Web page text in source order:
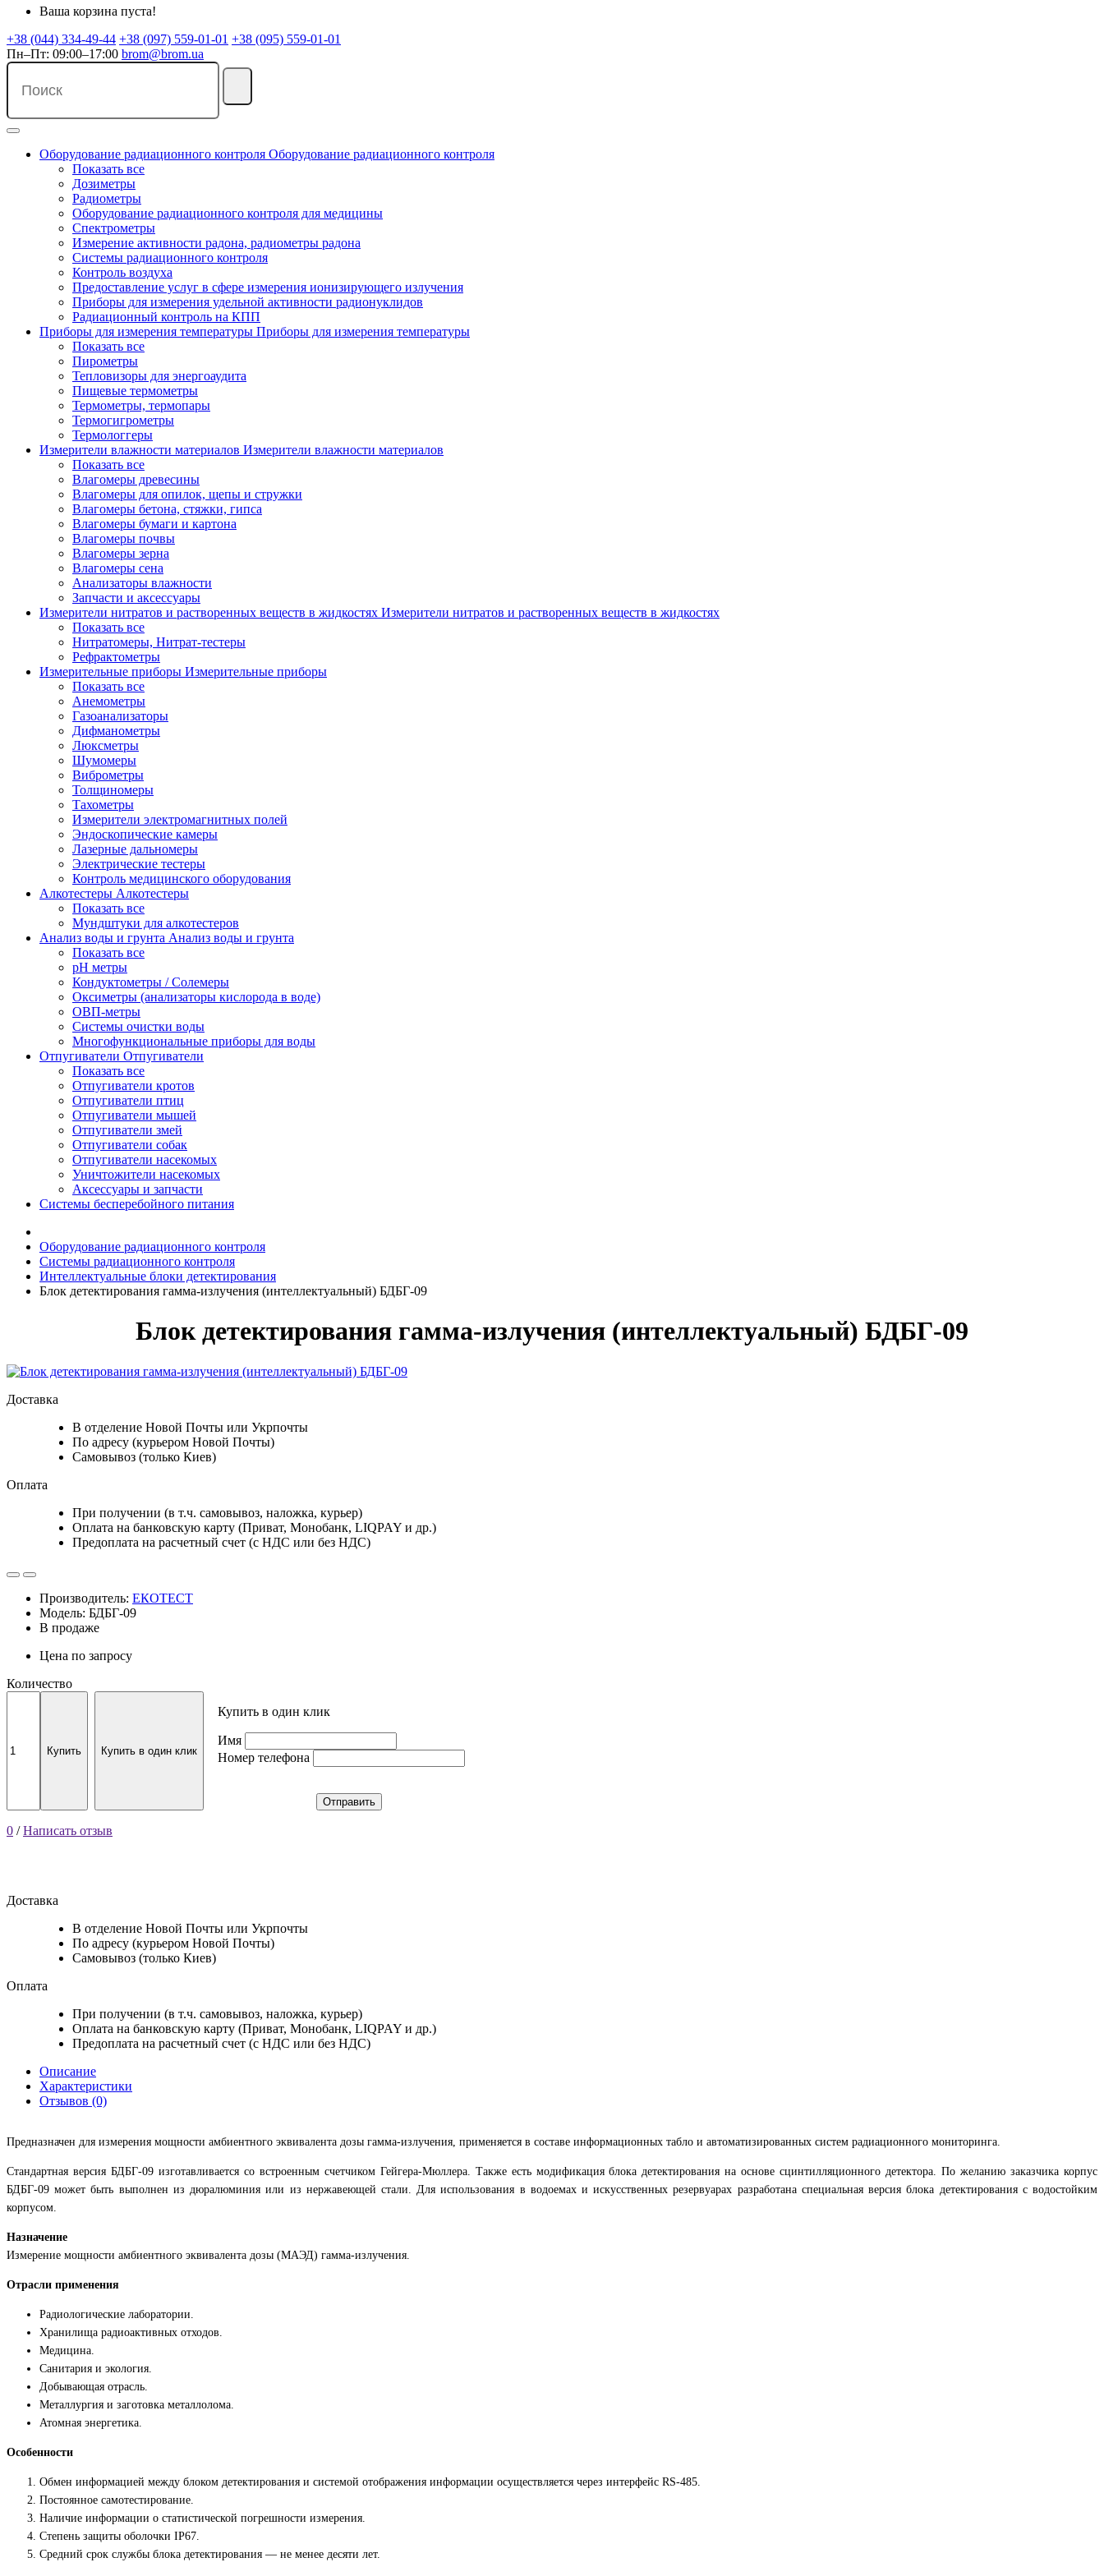
Ваша корзина пуста!
+38 (044) 334-49-44 +38 (097) 559-01-01 +38 (095) 559-01-01
Пн–Пт: 09:00–17:00 brom@brom.ua
Оборудование радиационного контроля Оборудование радиационного контроля
Показать все
Дозиметры
Радиометры
Оборудование радиационного контроля для медицины
Спектрометры
Измерение активности радона, радиометры радона
Системы радиационного контроля
Контроль воздуха
Предоставление услуг в сфере измерения ионизирующего излучения
Приборы для измерения удельной активности радионуклидов
Радиационный контроль на КПП
Приборы для измерения температуры Приборы для измерения температуры
Показать все
Пирометры
Тепловизоры для энергоаудита
Пищевые термометры
Термометры, термопары
Термогигрометры
Термологгеры
Измерители влажности материалов Измерители влажности материалов
Показать все
Влагомеры древесины
Влагомеры для опилок, щепы и стружки
Влагомеры бетона, стяжки, гипса
Влагомеры бумаги и картона
Влагомеры почвы
Влагомеры зерна
Влагомеры сена
Анализаторы влажности
Запчасти и аксессуары
Измерители нитратов и растворенных веществ в жидкостях Измерители нитратов и растворенных веществ в жидкостях
Показать все
Нитратомеры, Нитрат-тестеры
Рефрактометры
Измерительные приборы Измерительные приборы
Показать все
Анемометры
Газоанализаторы
Дифманометры
Люксметры
Шумомеры
Виброметры
Толщиномеры
Тахометры
Измерители электромагнитных полей
Эндоскопические камеры
Лазерные дальномеры
Электрические тестеры
Контроль медицинского оборудования
Алкотестеры Алкотестеры
Показать все
Мундштуки для алкотестеров
Анализ воды и грунта Анализ воды и грунта
Показать все
pH метры
Кондуктометры / Солемеры
Оксиметры (анализаторы кислорода в воде)
ОВП-метры
Системы очистки воды
Многофункциональные приборы для воды
Отпугиватели Отпугиватели
Показать все
Отпугиватели кротов
Отпугиватели птиц
Отпугиватели мышей
Отпугиватели змей
Отпугиватели собак
Отпугиватели насекомых
Уничтожители насекомых
Аксессуары и запчасти
Системы бесперебойного питания
Оборудование радиационного контроля
Системы радиационного контроля
Интеллектуальные блоки детектирования
Блок детектирования гамма-излучения (интеллектуальный) БДБГ-09
Блок детектирования гамма-излучения (интеллектуальный) БДБГ-09
Доставка
В отделение Новой Почты или Укрпочты
По адресу (курьером Новой Почты)
Самовывоз (только Киев)
Оплата
При получении (в т.ч. самовывоз, наложка, курьер)
Оплата на банковскую карту (Приват, Монобанк, LIQPAY и др.)
Предоплата на расчетный счет (с НДС или без НДС)
Производитель: ЕКОТЕСТ
Модель: БДБГ-09
В продаже
Цена по запросу
Количество
Купить Купить в один клик
Купить в один клик
Имя
Номер телефона
Отправить
0 /Написать отзыв
Доставка
В отделение Новой Почты или Укрпочты
По адресу (курьером Новой Почты)
Самовывоз (только Киев)
Оплата
При получении (в т.ч. самовывоз, наложка, курьер)
Оплата на банковскую карту (Приват, Монобанк, LIQPAY и др.)
Предоплата на расчетный счет (с НДС или без НДС)
Описание
Характеристики
Отзывов (0)
Предназначен для измерения мощности амбиентного эквивалента дозы гамма-излучения, применяется в составе информационных табло и автоматизированных систем радиационного мониторинга.
Стандартная версия БДБГ-09 изготавливается со встроенным счетчиком Гейгера-Мюллера. Также есть модификация блока детектирования на основе сцинтилляционного детектора. По желанию заказчика корпус
БДБГ-09 может быть выполнен из дюралюминия или из нержавеющей стали. Для использования в водоемах и искусственных резервуарах разработана специальная версия блока детектирования с водостойким
корпусом.
Назначение
Измерение мощности амбиентного эквивалента дозы (МАЭД) гамма-излучения.
Отрасли применения
Радиологические лаборатории.
Хранилища радиоактивных отходов.
Медицина.
Санитария и экология.
Добывающая отрасль.
Металлургия и заготовка металлолома.
Атомная энергетика.
Особенности
Обмен информацией между блоком детектирования и системой отображения информации осуществляется через интерфейс RS-485.
Постоянное самотестирование.
Наличие информации о статистической погрешности измерения.
Степень защиты оболочки ІР67.
Средний срок службы блока детектирования — не менее десяти лет.